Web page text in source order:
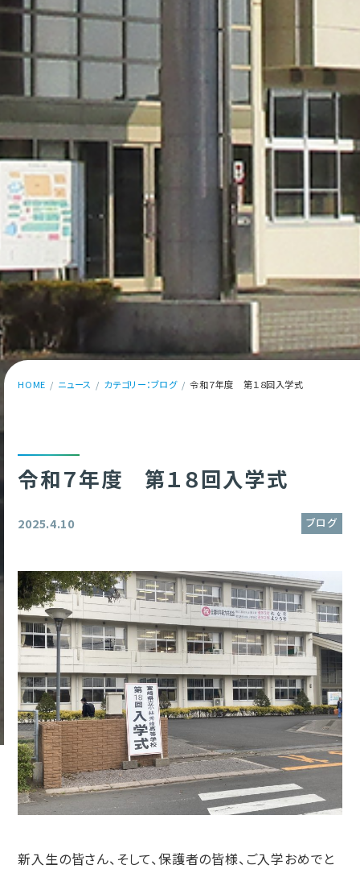
HOME ニュース カテゴリー：ブログ 令和７年度 第１８回入学式
令和７年度 第１８回入学式
2025.4.10 ブログ
新入生の皆さん、そして、保護者の皆様、ご入学おめでと